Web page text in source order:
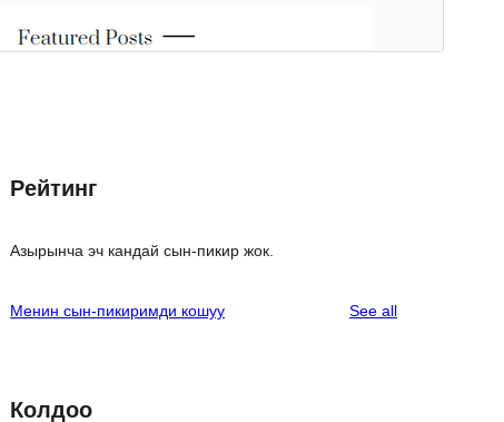
Рейтинг
Азырынча эч кандай сын-пикир жок.
Менин сын-пикиримди кошуу See allreviews
Колдоо